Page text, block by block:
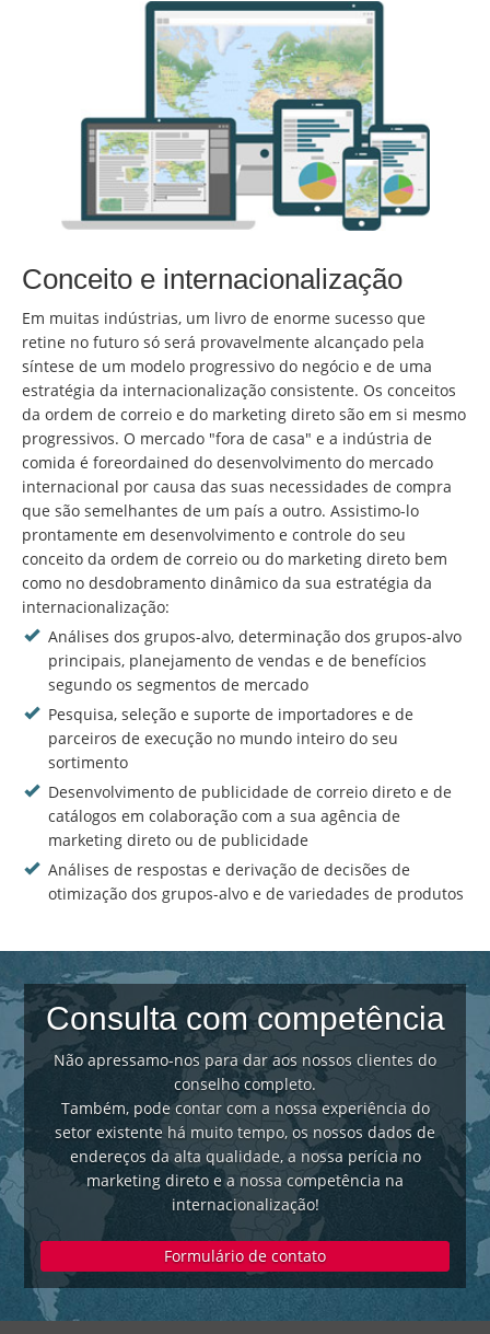
Conceito e internacionalização
Em muitas indústrias, um livro de enorme sucesso que
retine no futuro só será provavelmente alcançado pela
síntese de um modelo progressivo do negócio e de uma
estratégia da internacionalização consistente. Os conceitos
da ordem de correio e do marketing direto são em si mesmo
progressivos. O mercado "fora de casa" e a indústria de
comida é foreordained do desenvolvimento do mercado
internacional por causa das suas necessidades de compra
que são semelhantes de um país a outro. Assistimo-lo
prontamente em desenvolvimento e controle do seu
conceito da ordem de correio ou do marketing direto bem
como no desdobramento dinâmico da sua estratégia da
internacionalização:
Análises dos grupos-alvo, determinação dos grupos-alvo
principais, planejamento de vendas e de benefícios
segundo os segmentos de mercado
Pesquisa, seleção e suporte de importadores e de
parceiros de execução no mundo inteiro do seu
sortimento
Desenvolvimento de publicidade de correio direto e de
catálogos em colaboração com a sua agência de
marketing direto ou de publicidade
Análises de respostas e derivação de decisões de
otimização dos grupos-alvo e de variedades de produtos
Consulta com competência
Não apressamo-nos para dar aos nossos clientes do
conselho completo.
Também, pode contar com a nossa experiência do
setor existente há muito tempo, os nossos dados de
endereços da alta qualidade, a nossa perícia no
marketing direto e a nossa competência na
internacionalização!
Formulário de contato